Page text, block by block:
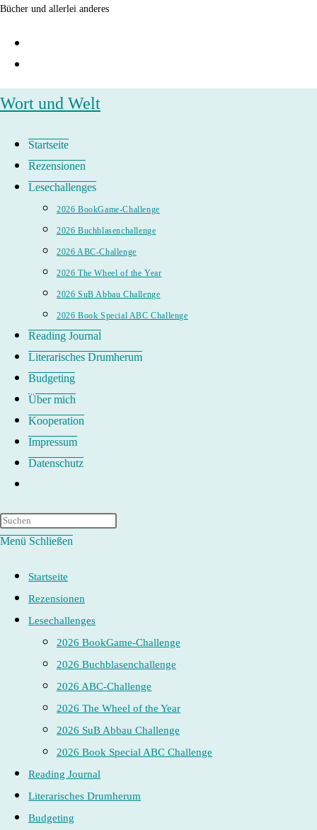
Zum
Bücher und allerlei anderes
Wort und Welt
Startseite
Rezensionen
Lesechallenges
2026 BookGame-Challenge
2026 Buchblasenchallenge
2026 ABC-Challenge
2026 The Wheel of the Year
2026 SuB Abbau Challenge
2026 Book Special ABC Challenge
Reading Journal
Literarisches Drumherum
Budgeting
Über mich
Kooperation
Impressum
Datenschutz
umschalten
Menü Schließen
Startseite
Rezensionen
Lesechallenges
2026 BookGame-Challenge
2026 Buchblasenchallenge
2026 ABC-Challenge
2026 The Wheel of the Year
2026 SuB Abbau Challenge
2026 Book Special ABC Challenge
Reading Journal
Literarisches Drumherum
Budgeting